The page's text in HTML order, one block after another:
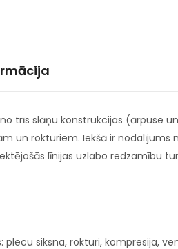
trīs slāņu konstrukcijas (ārpuse
un rokturiem. Iekšā ir nodalījums
līnijas uzlabo redzamību
plecu siksna, rokturi, kompresija,